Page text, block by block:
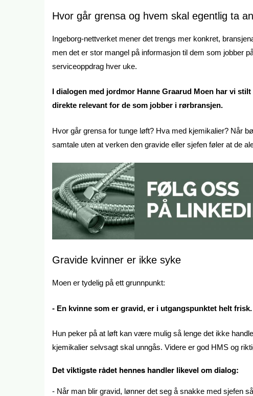
Hvor går grensa og hvem skal egentlig ta
Ingeborg-nettverket mener det trengs mer konkret,
men det er stor mangel på informasjon til dem som jobber
serviceoppdrag hver uke.
I dialogen med jordmor Hanne Graarud Moen har vi
direkte relevant for de som jobber i rørbransjen.
Hvor går grensa for tunge løft? Hva med kjemikalier? Når
samtale uten at verken den gravide eller sjefen føler at de
Gravide kvinner er ikke syke
Moen er tydelig på ett grunnpunkt:
- En kvinne som er gravid, er i utgangspunktet helt frisk.
Hun peker på at løft kan være mulig så lenge det ikke
kjemikalier selvsagt skal unngås. Videre er god HMS og
Det viktigste rådet hennes handler likevel om dialog:
- Når man blir gravid, lønner det seg å snakke med sjefen